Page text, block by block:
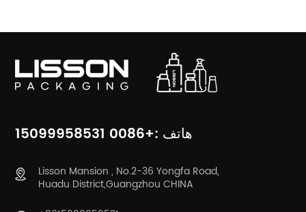
هاتف :+0086 15099958531
Lisson Mansion , No.2-36 Yongfa Road,
Huadu District,Guangzhou CHINA